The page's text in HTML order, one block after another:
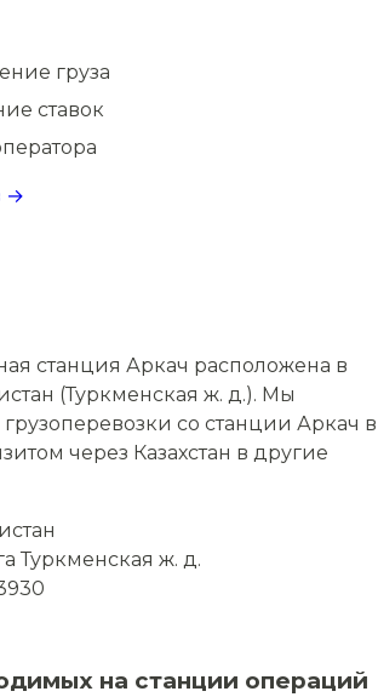
груза
ставок
→
станция Аркач расположена в
(Туркменская ж. д.). Мы
со станции Аркач в
через Казахстан в другие
Туркменская ж. д.
на станции операций